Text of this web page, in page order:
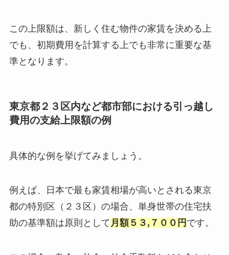
この上限額は、新しく住む物件の家賃を決める上
でも、初期費用を計算する上でも非常に重要な基
準となります。
東京都２３区内など都市部における引っ越し
費用の支給上限額の例
具体的な例を挙げてみましょう。
例えば、日本で最も家賃相場が高いとされる東京
都の特別区（２３区）の場合、単身世帯の住宅扶
助の基準額は原則として 月額５３,７００円 です。